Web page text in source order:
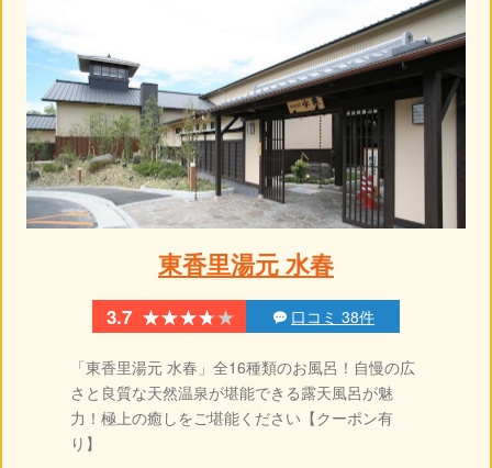
東香里湯元 水春
3.7 ★★★★★
★★★★★ 口コミ 38件
「東香里湯元 水春」全16種類のお風呂！自慢の広
さと良質な天然温泉が堪能できる露天風呂が魅
力！極上の癒しをご堪能ください【クーポン有
り】